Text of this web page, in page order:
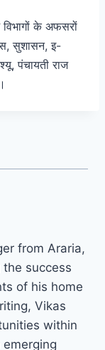
विभागों के अफसरों
सुशासन, इ-
पंचायती राज
from Araria,
success
of his home
Vikas
within
emerging